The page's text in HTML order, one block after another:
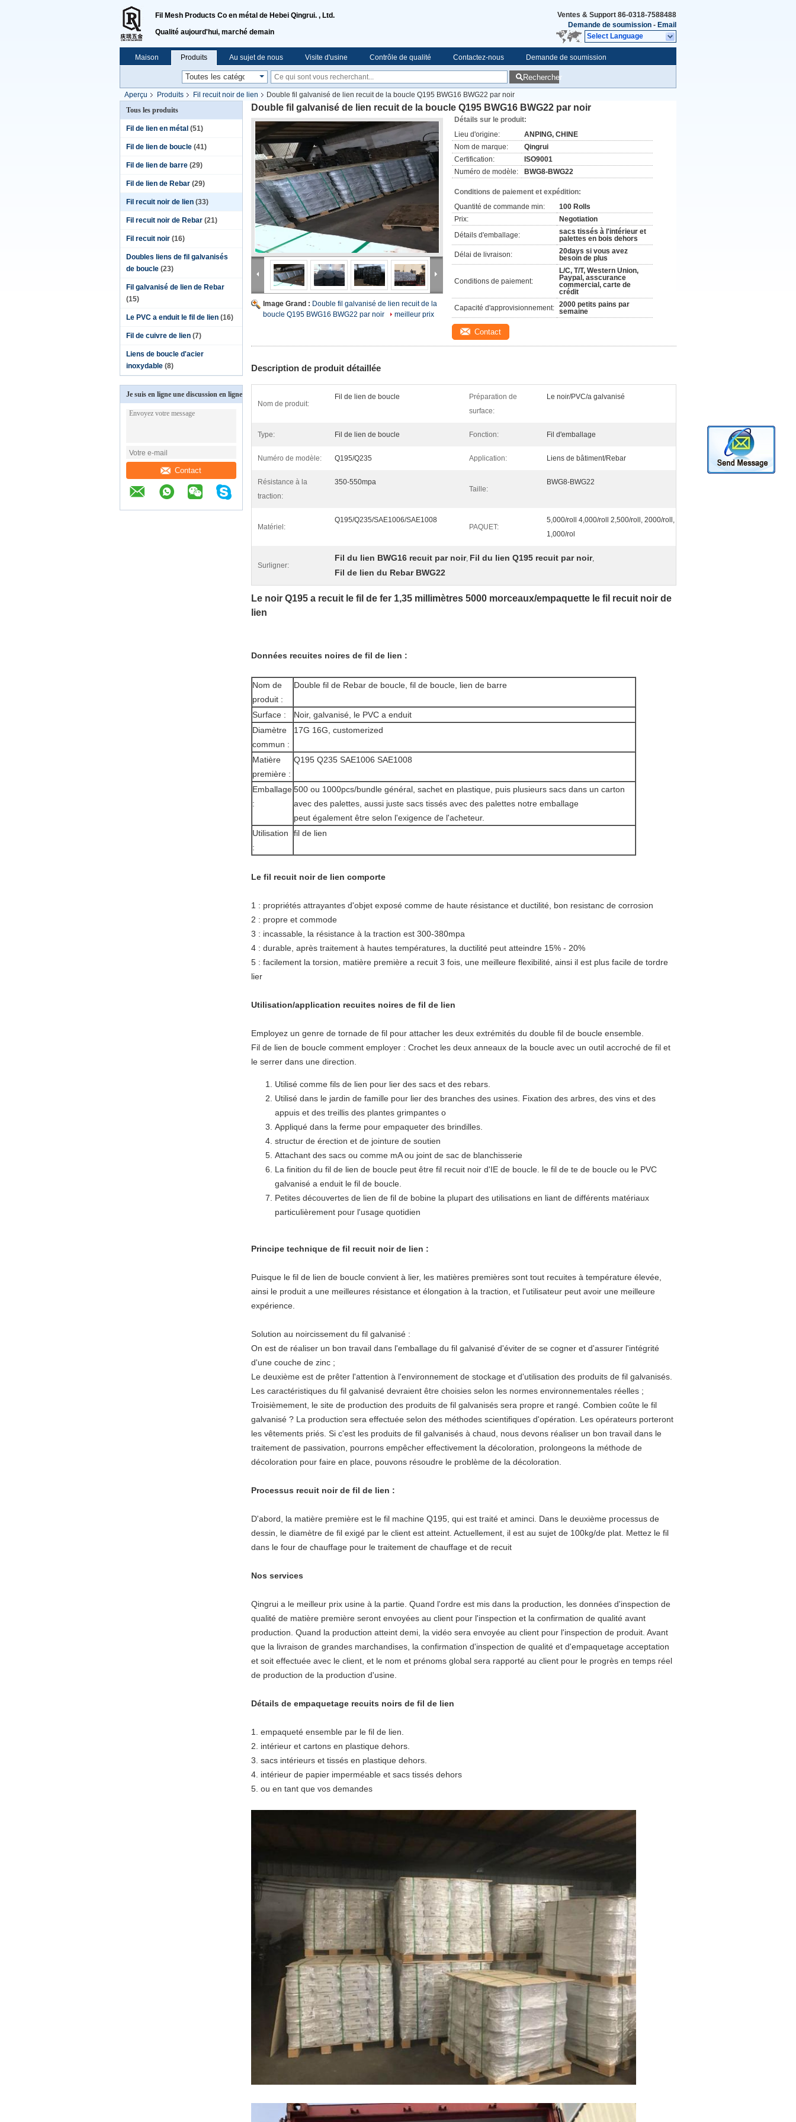
Fil Mesh Products Co en métal de Hebei Qingrui. , Ltd.
Qualité aujourd'hui, marché demain
Ventes & Support 86-0318-7588488
Demande de soumission - Email
Select Language
Maison Produits Au sujet de nous Visite d'usine Contrôle de qualité Contactez-nous Demande de soumission
Rechercher
Aperçu Produits Fil recuit noir de lien
Double fil galvanisé de lien recuit de la boucle Q195 BWG16 BWG22 par noir
Tous les produits
Fil de lien en métal (51)
Fil de lien de boucle (41)
Fil de lien de barre (29)
Fil de lien de Rebar (29)
Fil recuit noir de lien (33)
Fil recuit noir de Rebar (21)
Fil recuit noir (16)
Doubles liens de fil galvanisés
de boucle (23)
Fil galvanisé de lien de Rebar
(15)
Le PVC a enduit le fil de lien (16)
Fil de cuivre de lien (7)
Liens de boucle d'acier
inoxydable (8)
Je suis en ligne une discussion en ligne
Contact
Double fil galvanisé de lien recuit de la boucle Q195 BWG16 BWG22 par noir
Image Grand : Double fil galvanisé de lien recuit de la
boucle Q195 BWG16 BWG22 par noir
meilleur prix
Détails sur le produit:
Lieu d'origine:
ANPING, CHINE
Nom de marque:
Qingrui
Certification:
ISO9001
Numéro de modèle:
BWG8-BWG22
Conditions de paiement et expédition:
Quantité de commande min:
100 Rolls
Prix:
Negotiation
Détails d'emballage:
sacs tissés à l'intérieur et
palettes en bois dehors
Délai de livraison:
20days si vous avez
besoin de plus
Conditions de paiement:
L/C, T/T, Western Union,
Paypal, asscurance
commercial, carte de
crédit
Capacité d'approvisionnement: 2000 petits pains par
semaine
Contact
Description de produit détaillée
Nom de produit:
Fil de lien de boucle
Préparation de
surface:
Le noir/PVC/a galvanisé
Type: Fil de lien de boucle Fonction: Fil d'emballage
Numéro de modèle: Q195/Q235 Application: Liens de bâtiment/Rebar
Résistance à la
traction:
350-550mpa
Taille:
BWG8-BWG22
Matériel:
Q195/Q235/SAE1006/SAE1008
PAQUET:
5,000/roll 4,000/roll 2,500/roll, 2000/roll,
1,000/rol
Surligner:
Fil du lien BWG16 recuit par noir, Fil du lien Q195 recuit par noir,
Fil de lien du Rebar BWG22
Le noir Q195 a recuit le fil de fer 1,35 millimètres 5000 morceaux/empaquette le fil recuit noir de
lien
Données recuites noires de fil de lien :
Nom de
produit :
Double fil de Rebar de boucle, fil de boucle, lien de barre
Surface :
Noir, galvanisé, le PVC a enduit
Diamètre
commun :
17G 16G, customerized
Matière
première :
Q195 Q235 SAE1006 SAE1008
Emballage
:
500 ou 1000pcs/bundle général, sachet en plastique, puis plusieurs sacs dans un carton
avec des palettes, aussi juste sacs tissés avec des palettes notre emballage
peut également être selon l'exigence de l'acheteur.
Utilisation
:
fil de lien
Le fil recuit noir de lien comporte
1 : propriétés attrayantes d'objet exposé comme de haute résistance et ductilité, bon resistanc de corrosion
2 : propre et commode
3 : incassable, la résistance à la traction est 300-380mpa
4 : durable, après traitement à hautes températures, la ductilité peut atteindre 15% - 20%
5 : facilement la torsion, matière première a recuit 3 fois, une meilleure flexibilité, ainsi il est plus facile de tordre
lier
Utilisation/application recuites noires de fil de lien
Employez un genre de tornade de fil pour attacher les deux extrémités du double fil de boucle ensemble.
Fil de lien de boucle comment employer : Crochet les deux anneaux de la boucle avec un outil accroché de fil et
le serrer dans une direction.
Utilisé comme fils de lien pour lier des sacs et des rebars.
Utilisé dans le jardin de famille pour lier des branches des usines. Fixation des arbres, des vins et des
appuis et des treillis des plantes grimpantes o
Appliqué dans la ferme pour empaqueter des brindilles.
structur de érection et de jointure de soutien
Attachant des sacs ou comme mA ou joint de sac de blanchisserie
La finition du fil de lien de boucle peut être fil recuit noir d'IE de boucle. le fil de te de boucle ou le PVC
galvanisé a enduit le fil de boucle.
Petites découvertes de lien de fil de bobine la plupart des utilisations en liant de différents matériaux
particulièrement pour l'usage quotidien
Principe technique de fil recuit noir de lien :
Puisque le fil de lien de boucle convient à lier, les matières premières sont tout recuites à température élevée,
ainsi le produit a une meilleures résistance et élongation à la traction, et l'utilisateur peut avoir une meilleure
expérience.
Solution au noircissement du fil galvanisé :
On est de réaliser un bon travail dans l'emballage du fil galvanisé d'éviter de se cogner et d'assurer l'intégrité
d'une couche de zinc ;
Le deuxième est de prêter l'attention à l'environnement de stockage et d'utilisation des produits de fil galvanisés.
Les caractéristiques du fil galvanisé devraient être choisies selon les normes environnementales réelles ;
Troisièmement, le site de production des produits de fil galvanisés sera propre et rangé. Combien coûte le fil
galvanisé ? La production sera effectuée selon des méthodes scientifiques d'opération. Les opérateurs porteront
les vêtements priés. Si c'est les produits de fil galvanisés à chaud, nous devons réaliser un bon travail dans le
traitement de passivation, pourrons empêcher effectivement la décoloration, prolongeons la méthode de
décoloration pour faire en place, pouvons résoudre le problème de la décoloration.
Processus recuit noir de fil de lien :
D'abord, la matière première est le fil machine Q195, qui est traité et aminci. Dans le deuxième processus de
dessin, le diamètre de fil exigé par le client est atteint. Actuellement, il est au sujet de 100kg/de plat. Mettez le fil
dans le four de chauffage pour le traitement de chauffage et de recuit
Nos services
Qingrui a le meilleur prix usine à la partie. Quand l'ordre est mis dans la production, les données d'inspection de
qualité de matière première seront envoyées au client pour l'inspection et la confirmation de qualité avant
production. Quand la production atteint demi, la vidéo sera envoyée au client pour l'inspection de produit. Avant
que la livraison de grandes marchandises, la confirmation d'inspection de qualité et d'empaquetage acceptation
et soit effectuée avec le client, et le nom et prénoms global sera rapporté au client pour le progrès en temps réel
de production de la production d'usine.
Détails de empaquetage recuits noirs de fil de lien
1. empaqueté ensemble par le fil de lien.
2. intérieur et cartons en plastique dehors.
3. sacs intérieurs et tissés en plastique dehors.
4. intérieur de papier imperméable et sacs tissés dehors
5. ou en tant que vos demandes